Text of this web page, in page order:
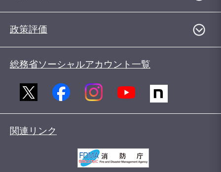
政策評価
総務省ソーシャルアカウント一覧
関連リンク